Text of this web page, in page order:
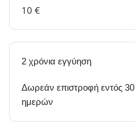
10 €
2 χρόνια εγγύηση
Δωρεάν επιστροφή εντός 30
ημερών